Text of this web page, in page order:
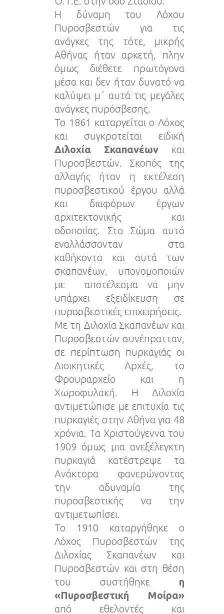
Η δύναμη του Λόχου
Πυροσβεστών για τις
ανάγκες της τότε, μικρής
Αθήνας ήταν αρκετή, πλην
όμως διέθετε πρωτόγονα
μέσα και δεν ήταν δυνατό να
καλύψει μ΄ αυτά τις μεγάλες
ανάγκες πυρόσβεσης.
Το 1861 καταργείται ο Λόχος
και συγκροτείται ειδική
Διλοχία Σκαπανέων και
Πυροσβεστών. Σκοπός της
αλλαγής ήταν η εκτέλεση
πυροσβεστικού έργου αλλά
και διαφόρων έργων
αρχιτεκτονικής και
οδοποιίας. Στο Σώμα αυτό
εναλλάσσονταν στα
καθήκοντα και αυτά των
σκαπανέων, υπονομοποιών
με αποτέλεσμα να μην
υπάρχει εξειδίκευση σε
πυροσβεστικές επιχειρήσεις.
Με τη Διλοχία Σκαπανέων και
Πυροσβεστών συνέπρατταν,
σε περίπτωση πυρκαγιάς οι
Διοικητικές Αρχές, το
Φρουραρχείο και η
Χωροφυλακή. Η Διλοχία
αντιμετώπισε με επιτυχία τις
πυρκαγιές στην Αθήνα για 48
χρόνια. Τα Χριστούγεννα του
1909 όμως μια ανεξέλεγκτη
πυρκαγιά κατέστρεψε τα
Ανάκτορα φανερώνοντας
την αδυναμία της
πυροσβεστικής να την
αντιμετωπίσει.
Το 1910 καταργήθηκε ο
Λόχος Πυροσβεστών της
Διλοχίας Σκαπανέων και
Πυροσβεστών και στη θέση
του συστήθηκε η
«Πυροσβεστική Μοίρα»
από εθελοντές και